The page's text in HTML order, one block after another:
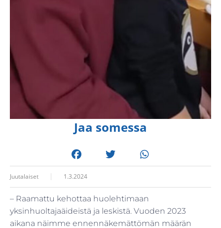
Jaa somessa
Juutalaiset 1.3.2024
– Raamattu kehottaa huolehtimaan
yksinhuoltajaäideistä ja leskistä. Vuoden 2023
aikana näimme ennennäkemättömän määrän